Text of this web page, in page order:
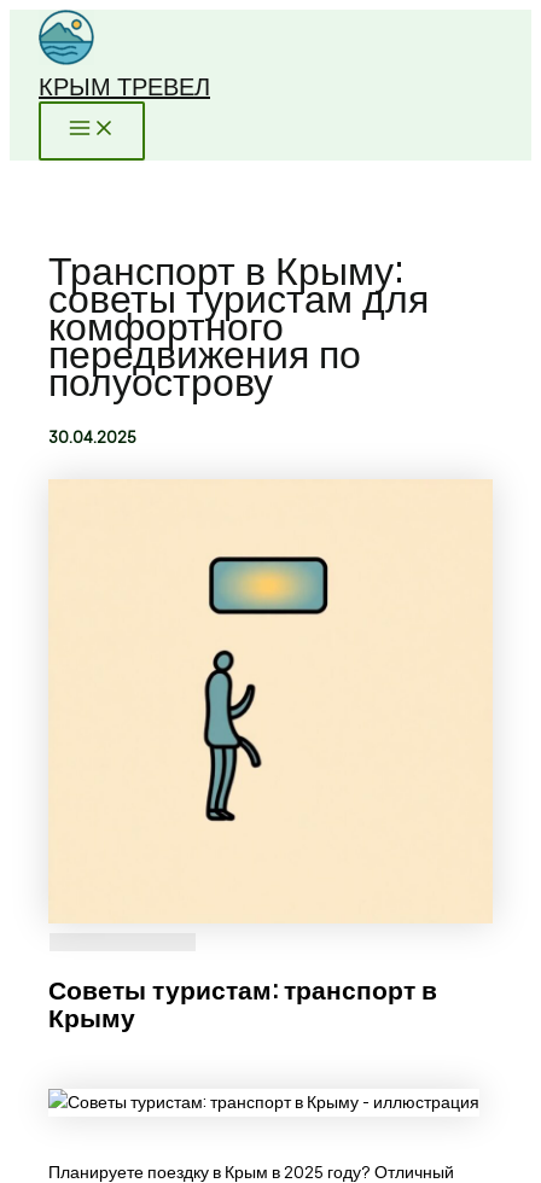
Перейти
содержимому
КРЫМ ТРЕВЕЛ
Транспорт в Крыму:
советы туристам для
комфортного
передвижения по
полуострову
30.04.2025
Советы туристам: транспорт в
Крыму
Планируете поездку в Крым в 2025 году? Отличный